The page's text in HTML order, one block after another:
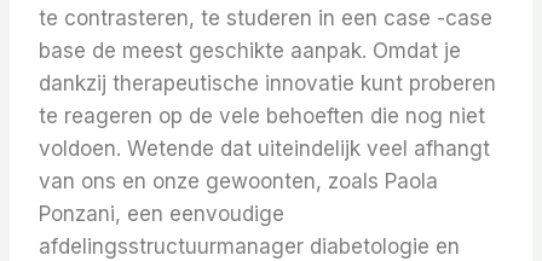
te contrasteren, te studeren in een case -case
base de meest geschikte aanpak. Omdat je
dankzij therapeutische innovatie kunt proberen
te reageren op de vele behoeften die nog niet
voldoen. Wetende dat uiteindelijk veel afhangt
van ons en onze gewoonten, zoals Paola
Ponzani, een eenvoudige
afdelingsstructuurmanager diabetologie en